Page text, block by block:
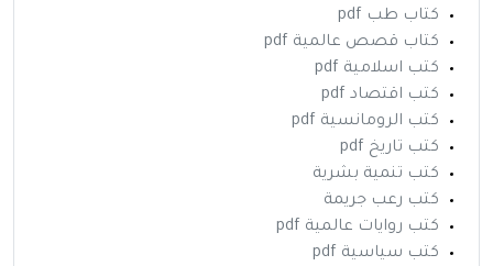
كتاب طب pdf
كتاب قصص عالمية pdf
كتب اسلامية pdf
كتب اقتصاد pdf
كتب الرومانسية pdf
كتب تاريخ pdf
كتب تنمية بشرية
كتب رعب جريمة
كتب روايات عالمية pdf
كتب سياسية pdf